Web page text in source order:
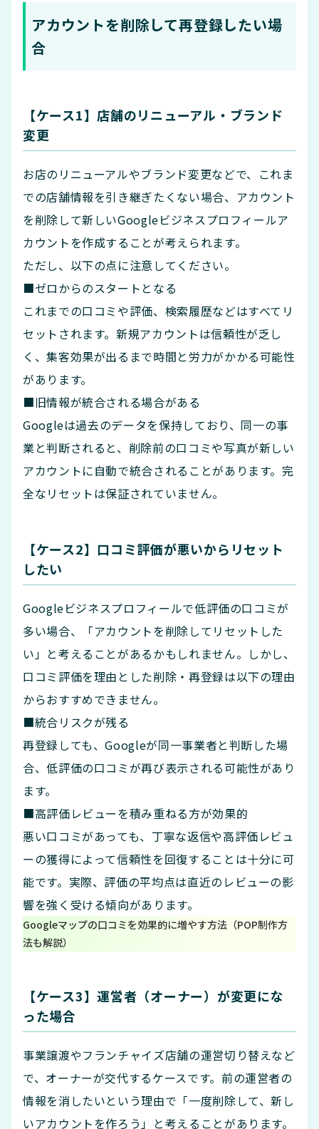
アカウントを削除して再登録したい場
合
【ケース1】店舗のリニューアル・ブランド
変更
お店のリニューアルやブランド変更などで、これま
での店舗情報を引き継ぎたくない場合、アカウント
を削除して新しいGoogleビジネスプロフィールア
カウントを作成することが考えられます。
ただし、以下の点に注意してください。
■ゼロからのスタートとなる
これまでの口コミや評価、検索履歴などはすべてリ
セットされます。新規アカウントは信頼性が乏し
く、集客効果が出るまで時間と労力がかかる可能性
があります。
■旧情報が統合される場合がある
Googleは過去のデータを保持しており、同一の事
業と判断されると、削除前の口コミや写真が新しい
アカウントに自動で統合されることがあります。完
全なリセットは保証されていません。
【ケース2】口コミ評価が悪いからリセット
したい
Googleビジネスプロフィールで低評価の口コミが
多い場合、「アカウントを削除してリセットした
い」と考えることがあるかもしれません。しかし、
口コミ評価を理由とした削除・再登録は以下の理由
からおすすめできません。
■統合リスクが残る
再登録しても、Googleが同一事業者と判断した場
合、低評価の口コミが再び表示される可能性があり
ます。
■高評価レビューを積み重ねる方が効果的
悪い口コミがあっても、丁寧な返信や高評価レビュ
ーの獲得によって信頼性を回復することは十分に可
能です。実際、評価の平均点は直近のレビューの影
響を強く受ける傾向があります。
Googleマップの口コミを効果的に増やす方法（POP制作方
法も解説）
【ケース3】運営者（オーナー）が変更にな
った場合
事業譲渡やフランチャイズ店舗の運営切り替えなど
で、オーナーが交代するケースです。前の運営者の
情報を消したいという理由で「一度削除して、新し
いアカウントを作ろう」と考えることがあります。